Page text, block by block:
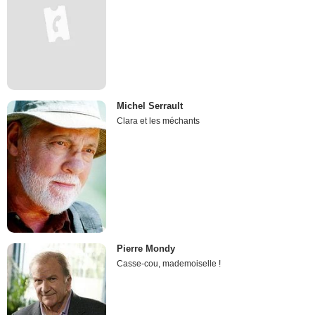
Michel Serrault
Clara et les méchants
Pierre Mondy
Casse-cou, mademoiselle !